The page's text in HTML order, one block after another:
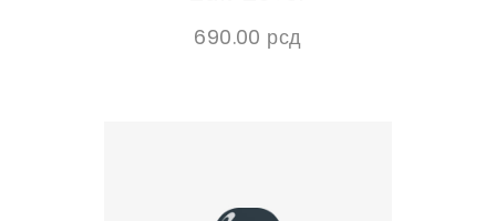
690.00 рсд